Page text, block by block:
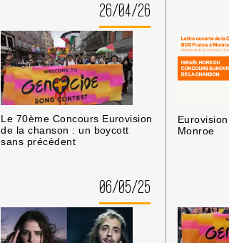
26/04/26
Le 70ème Concours Eurovision
de la chanson : un boycott
sans précédent
Monroe
06/05/25